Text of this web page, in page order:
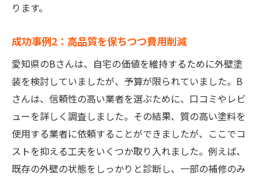
ります。
成功事例2：高品質を保ちつつ費用削減
愛知県のBさんは、自宅の価値を維持するために外壁塗
装を検討していましたが、予算が限られていました。B
さんは、信頼性の高い業者を選ぶために、口コミやレビ
ューを詳しく調査しました。その結果、質の高い塗料を
使用する業者に依頼することができましたが、ここでコ
ストを抑える工夫をいくつか取り入れました。例えば、
既存の外壁の状態をしっかりと診断し、一部の補修のみ